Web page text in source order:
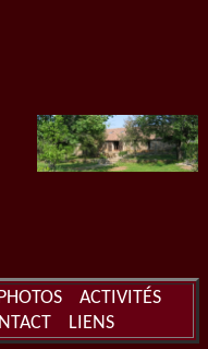
ACTIVITÉS
LIENS